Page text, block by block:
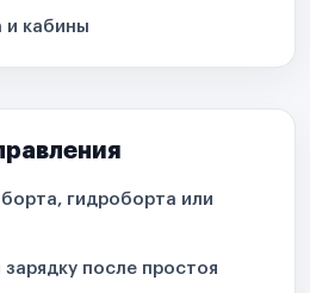
и кабины
гидроборта или
после простоя